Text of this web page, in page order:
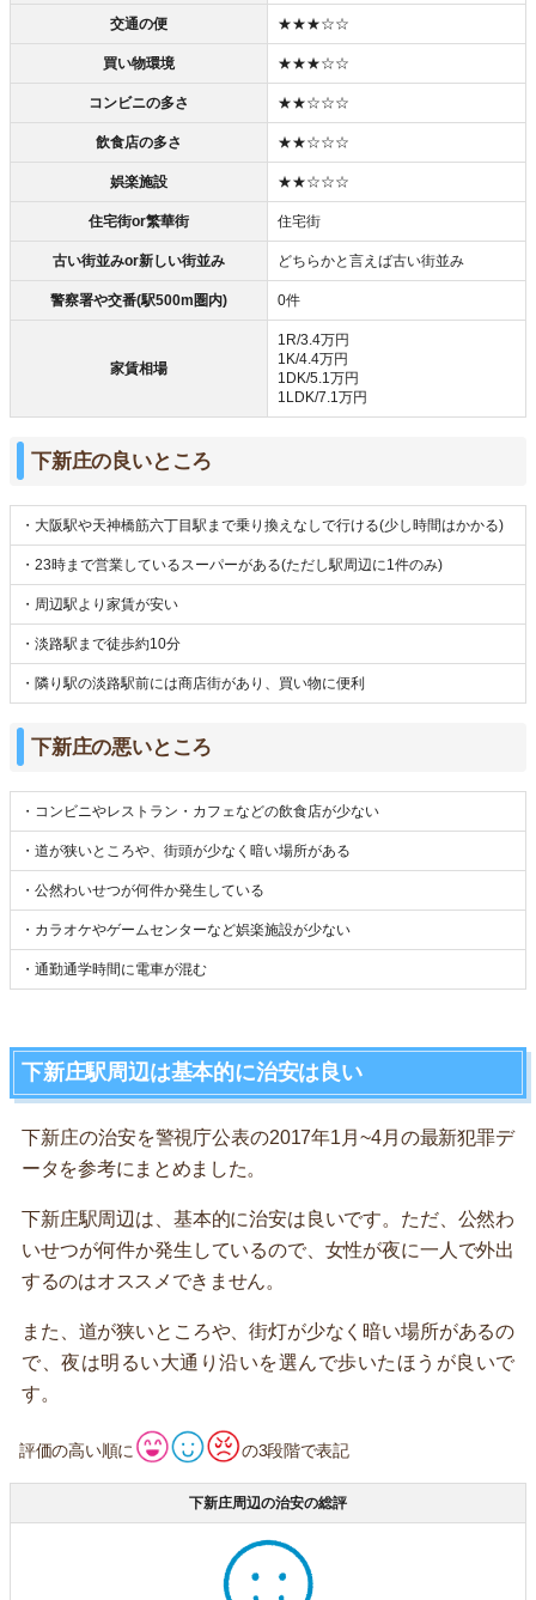
交通の便 ★★★☆☆
買い物環境 ★★★☆☆
コンビニの多さ ★★☆☆☆
飲食店の多さ ★★☆☆☆
娯楽施設 ★★☆☆☆
住宅街or繁華街 住宅街
古い街並みor新しい街並み どちらかと言えば古い街並み
警察署や交番(駅500m圏内) 0件
家賃相場
1R/3.4万円
1K/4.4万円
1DK/5.1万円
1LDK/7.1万円
下新庄の良いところ
・大阪駅や天神橋筋六丁目駅まで乗り換えなしで行ける(少し時間はかかる)
・23時まで営業しているスーパーがある(ただし駅周辺に1件のみ)
・周辺駅より家賃が安い
・淡路駅まで徒歩約10分
・隣り駅の淡路駅前には商店街があり、買い物に便利
下新庄の悪いところ
・コンビニやレストラン・カフェなどの飲食店が少ない
・道が狭いところや、街頭が少なく暗い場所がある
・公然わいせつが何件か発生している
・カラオケやゲームセンターなど娯楽施設が少ない
・通勤通学時間に電車が混む
下新庄駅周辺は基本的に治安は良い
下新庄の治安を警視庁公表の2017年1月~4月の最新犯罪デ
ータを参考にまとめました。
下新庄駅周辺は、基本的に治安は良いです。ただ、公然わ
いせつが何件か発生しているので、女性が夜に一人で外出
するのはオススメできません。
また、道が狭いところや、街灯が少なく暗い場所があるの
で、夜は明るい大通り沿いを選んで歩いたほうが良いで
す。
評価の高い順に の3段階で表記
下新庄周辺の治安の総評